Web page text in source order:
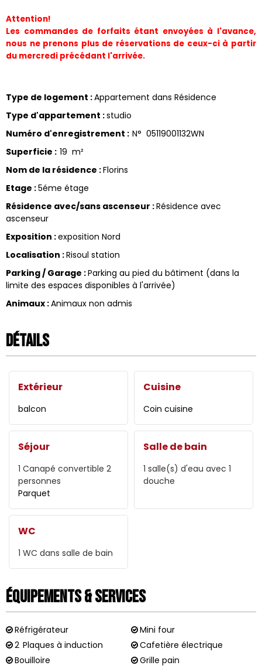
Attention!
Les commandes de forfaits étant envoyées à l'avance,
nous ne prenons plus de réservations de ceux-ci à partir
du mercredi précédant l'arrivée.
Type de logement :Appartement dans Résidence
Type d'appartement :studio
Numéro d'enregistrement : N° 05119001132WN
Superficie : 19 m²
Nom de la résidence :Florins
Etage :5éme étage
Résidence avec/sans ascenseur :Résidence avec
ascenseur
Exposition :exposition Nord
Localisation :Risoul station
Parking / Garage :Parking au pied du bâtiment (dans la
limite des espaces disponibles à l'arrivée)
Animaux :Animaux non admis
Détails
Extérieur
balcon
Cuisine
Coin cuisine
Séjour
1 Canapé convertible 2
personnes
Parquet
Salle de bain
1 salle(s) d'eau avec 1
douche
WC
1 WC dans salle de bain
Équipements & Services
Réfrigérateur
Mini four
2 Plaques à induction
Cafetière électrique
Bouilloire
Grille pain